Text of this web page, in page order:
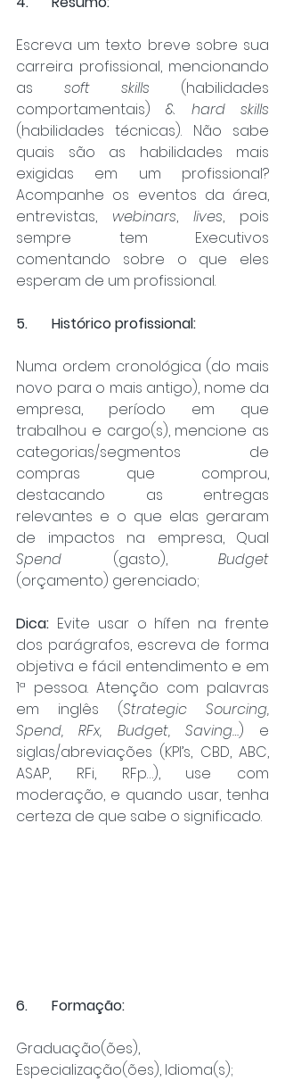
Escreva um texto breve sobre sua
carreira profissional, mencionando
as soft skills (habilidades
comportamentais) & hard skills
(habilidades técnicas). Não sabe
quais são as habilidades mais
exigidas em um profissional?
Acompanhe os eventos da área,
entrevistas, webinars, lives, pois
sempre tem Executivos
comentando sobre o que eles
esperam de um profissional.
5.	Histórico profissional:
Numa ordem cronológica (do mais
novo para o mais antigo), nome da
empresa, período em que
trabalhou e cargo(s), mencione as
categorias/segmentos de
compras que comprou,
destacando as entregas
relevantes e o que elas geraram
Spend (gasto), Budget
(orçamento) gerenciado;
Dica: Evite usar o hífen na frente
dos parágrafos, escreva de forma
objetiva e fácil entendimento e em
1ª pessoa. Atenção com palavras
em inglês (Strategic Sourcing,
Spend, RFx, Budget, Saving…) e
siglas/abreviações (KPI’s, CBD, ABC,
ASAP, RFi, RFp…), use com
moderação, e quando usar, tenha
certeza de que sabe o significado.
6.	Formação:
Graduação(ões),
Especialização(ões), Idioma(s);